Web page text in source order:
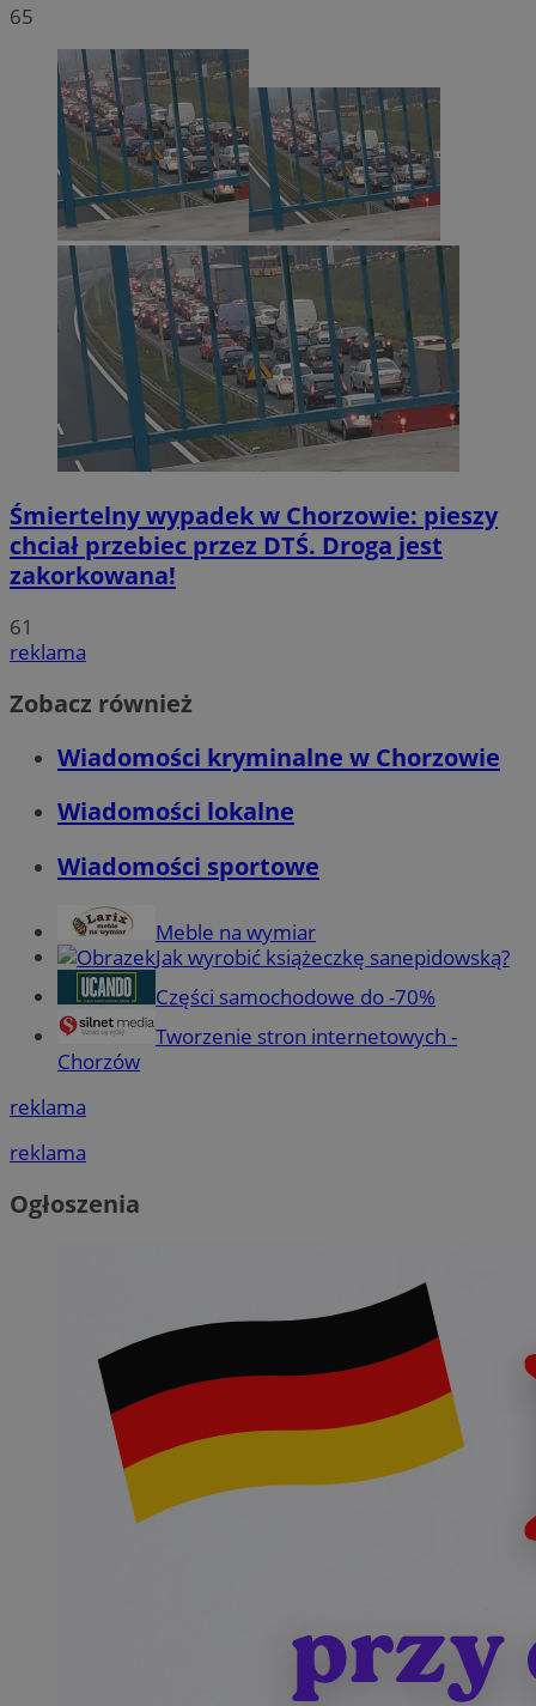
65
Śmiertelny wypadek w Chorzowie: pieszy
chciał przebiec przez DTŚ. Droga jest
zakorkowana!
61
reklama
Zobacz również
Wiadomości kryminalne w Chorzowie
Wiadomości lokalne
Wiadomości sportowe
Meble na wymiar
Jak wyrobić książeczkę sanepidowską?
Części samochodowe do -70%
Tworzenie stron internetowych -
Chorzów
reklama
reklama
Ogłoszenia